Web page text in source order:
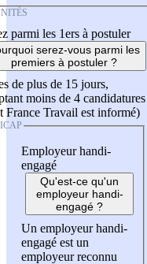
parmi les 1ers à postuler
serez-vous parmi les
premiers à postuler ?
de plus de 15 jours,
moins de 4 candidatures
France Travail est informé)
Employeur handi-
engagé
Qu'est-ce qu'un
employeur handi-
engagé ?
Un employeur handi-
engagé est un
employeur reconnu